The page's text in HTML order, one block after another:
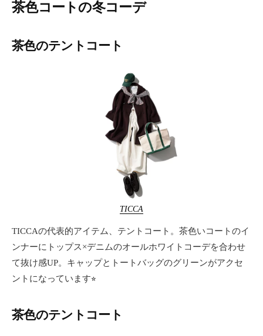
茶色コートの冬コーデ
茶色のテントコート
TICCA
TICCAの代表的アイテム、テントコート。茶色いコートのイ
ンナーにトップス×デニムのオールホワイトコーデを合わせ
て抜け感UP。キャップとトートバッグのグリーンがアクセ
ントになっています⭐︎
茶色のテントコート